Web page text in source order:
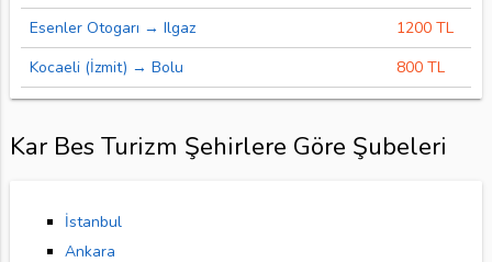
Esenler Otogarı → Ilgaz
1200 TL
Kocaeli (İzmit) → Bolu
800 TL
Kar Bes Turizm Şehirlere Göre Şubeleri
İstanbul
Ankara